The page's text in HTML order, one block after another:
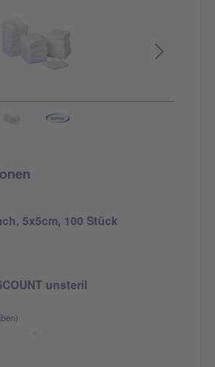
5x5cm, 100 Stück
unsteril